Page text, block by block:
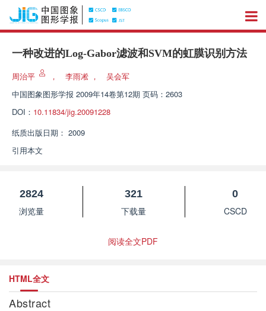
一种改进的Log-Gabor滤波和SVM的虹膜识别方法
周治平 ， 李雨凇 ，
吴会军
中国图象图形学报 2009年14卷第12期 页码：2603
DOI： 10.11834/jig.20091228
纸质出版日期： 2009
引用本文
2824
浏览量
321
下载量
0
CSCD
阅读全文PDF
HTML全文
Abstract